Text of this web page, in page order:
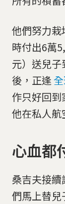
他們努力
時付出6萬
元）送兒
後，正逢
作只好回
他在私人航
心血都
桑吉夫接
們馬上替